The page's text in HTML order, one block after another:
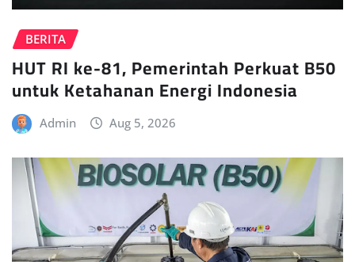
BERITA
HUT RI ke-81, Pemerintah Perkuat B50
untuk Ketahanan Energi Indonesia
Admin Aug 5, 2026